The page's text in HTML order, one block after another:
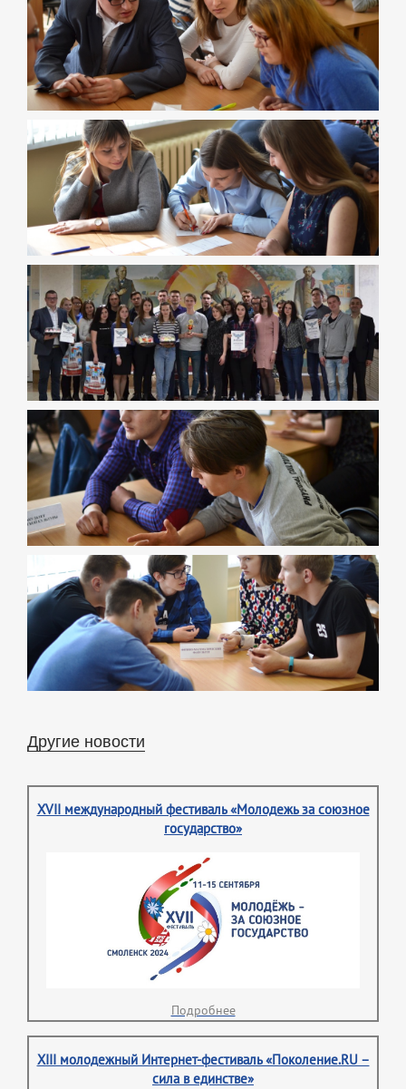
Другие новости
XVII международный фестиваль «Молодежь за союзное
государство»
Подробнее
XIII молодежный Интернет-фестиваль «Поколение.RU –
сила в единстве»